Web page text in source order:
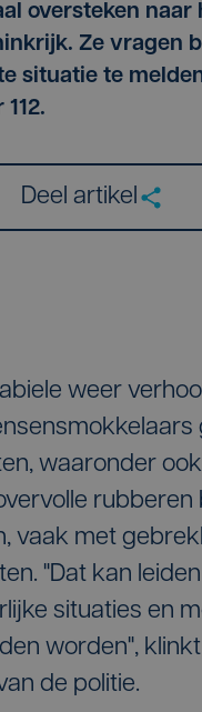
oversteken naar
Ze vragen
situatie te
Deel artikel
weer
waaronder
rubberen
vaak met
"Dat kan
situaties en
worden",
de politie.